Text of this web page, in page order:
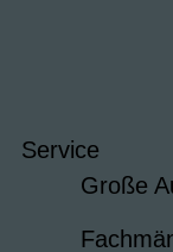
Service
Große